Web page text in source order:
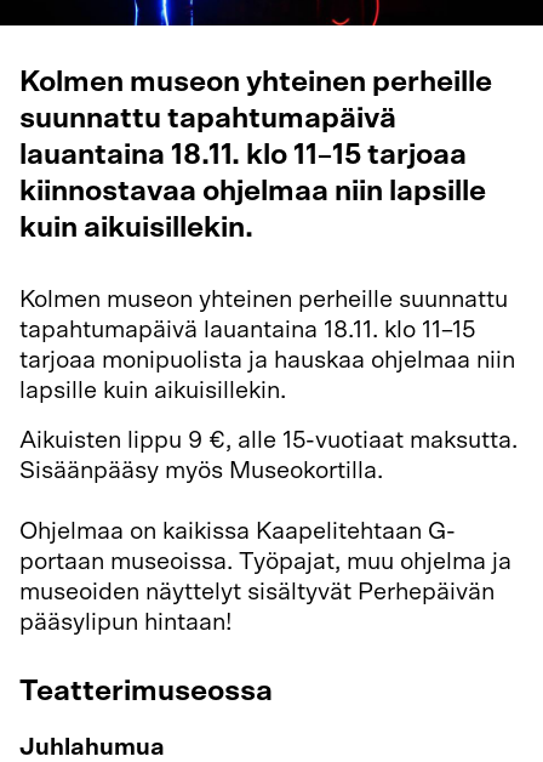
Kolmen museon yhteinen perheille
suunnattu tapahtumapäivä
lauantaina 18.11. klo 11–15 tarjoaa
kiinnostavaa ohjelmaa niin lapsille
kuin aikuisillekin.
Kolmen museon yhteinen perheille suunnattu
tapahtumapäivä lauantaina 18.11. klo 11–15
tarjoaa monipuolista ja hauskaa ohjelmaa niin
lapsille kuin aikuisillekin.
Aikuisten lippu 9 €, alle 15-vuotiaat maksutta.
Sisäänpääsy myös Museokortilla.
Ohjelmaa on kaikissa Kaapelitehtaan G-
portaan museoissa. Työpajat, muu ohjelma ja
museoiden näyttelyt sisältyvät Perhepäivän
pääsylipun hintaan!
Teatterimuseossa
Juhlahumua